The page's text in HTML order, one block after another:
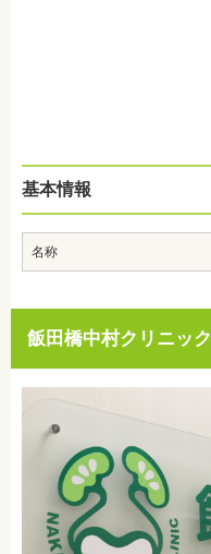
基本情報
名称
飯田橋中村クリニック